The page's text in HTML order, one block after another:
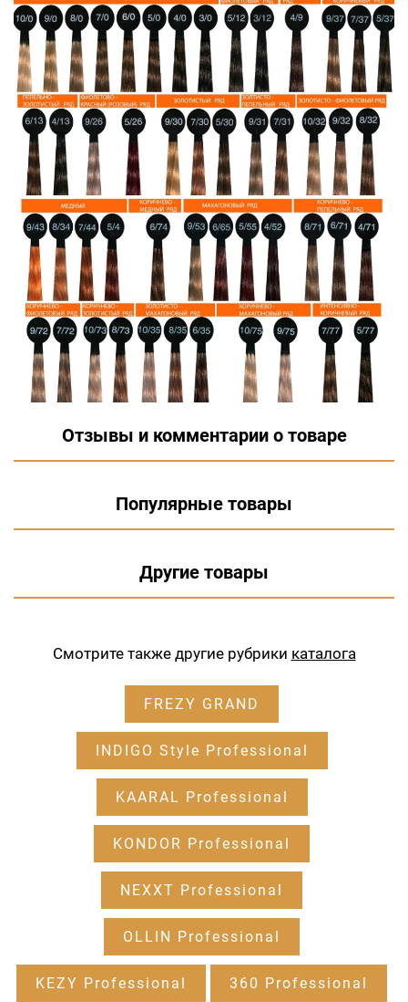
Отзывы и комментарии о товаре
Популярные товары
Другие товары
Смотрите также другие рубрики каталога
FREZY GRAND
INDIGO Style Professional
KAARAL Professional
KONDOR Professional
NEXXT Professional
OLLIN Professional
KEZY Professional 360 Professional